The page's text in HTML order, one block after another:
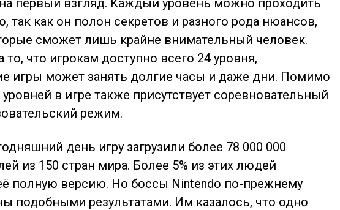
на первый взгляд. Каждый уровень можно проходить
так как он полон секретов и разного рода нюансов,
сможет лишь крайне внимательный человек.
то, что игрокам доступно всего 24 уровня,
игры может занять долгие часы и даже дни. Помимо
в игре также присутствует соревновательный
режим.
день игру загрузили более 78 000 000
из 150 стран мира. Более 5% из этих людей
полную версию. Но боссы Nintendo по-прежнему
подобными результатами. Им казалось, что одно